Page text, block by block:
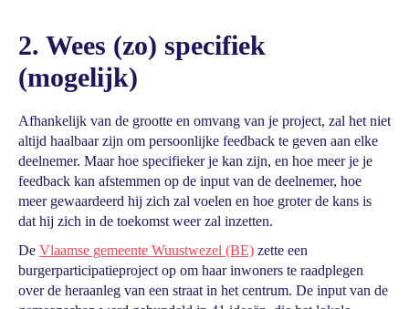
2. Wees (zo) specifiek
(mogelijk)
Afhankelijk van de grootte en omvang van je project, zal het niet
altijd haalbaar zijn om persoonlijke feedback te geven aan elke
deelnemer. Maar hoe specifieker je kan zijn, en hoe meer je je
feedback kan afstemmen op de input van de deelnemer, hoe
meer gewaardeerd hij zich zal voelen en hoe groter de kans is
dat hij zich in de toekomst weer zal inzetten.
De Vlaamse gemeente Wuustwezel (BE) zette een
burgerparticipatieproject op om haar inwoners te raadplegen
over de heraanleg van een straat in het centrum. De input van de